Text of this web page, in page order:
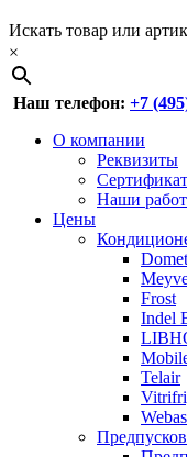
Header
Right
Menu
Перейти
к
содержимому
Искать товар или
×
Наш телефон: +7
Основное
Перейти
содержимому
О компании
Реквизиты
Наши
Цены
Frost
Indel
Telair